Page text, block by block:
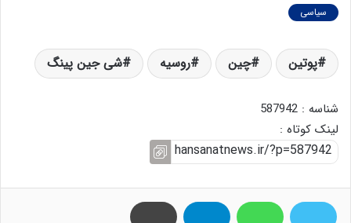
سیاسی
پوتین چین روسیه شی جین پینگ
شناسه : 587942
لینک کوتاه :